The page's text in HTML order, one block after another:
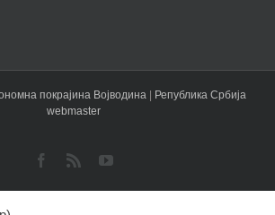
покрајина Војводина | Република Србија
webmaster
Facebook
Rss YouTube